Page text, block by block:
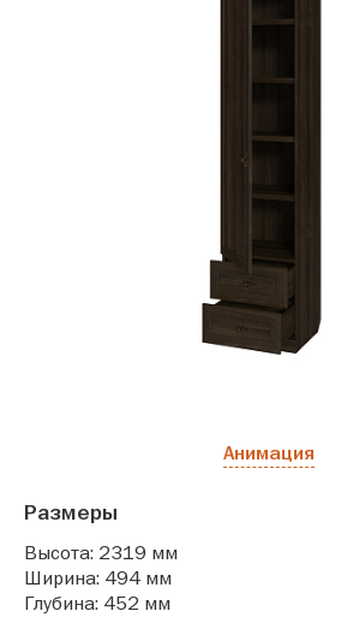
Анимация
Размеры
Высота: 2319 мм
Ширина: 494 мм
Глубина: 452 мм